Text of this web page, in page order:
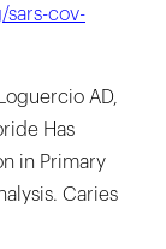
sars-cov-
AD,
Has
in Primary
Caries